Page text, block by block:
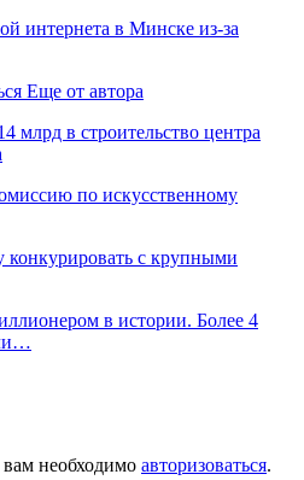
интернета в Минске из-за
Еще от автора
млрд в строительство центра
по искусственному
конкурировать с крупными
в истории. Более 4
необходимо авторизоваться.